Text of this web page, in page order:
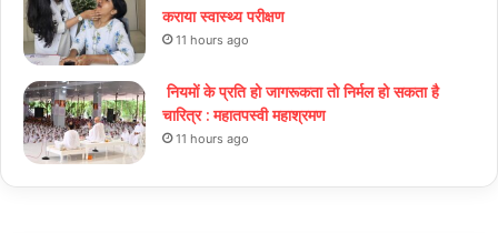
कराया स्वास्थ्य परीक्षण
11 hours ago
नियमों के प्रति हो जागरूकता तो निर्मल हो सकता है
चारित्र : महातपस्वी महाश्रमण
11 hours ago